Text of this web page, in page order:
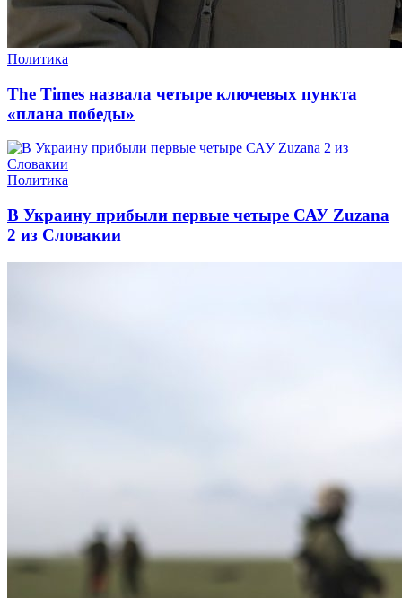
Политика
The Times назвала четыре ключевых пункта
«плана победы»
Политика
В Украину прибыли первые четыре САУ Zuzana
2 из Словакии